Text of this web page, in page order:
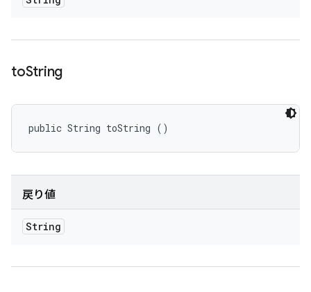
toString
public String toString ()
戻り値
String